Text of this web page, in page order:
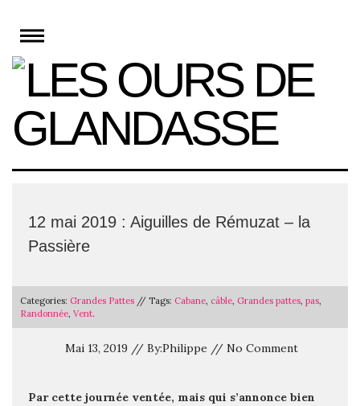
content
12 mai 2019 : Aiguilles de Rémuzat – la
Passière
Categories: Grandes Pattes // Tags: Cabane, câble, Grandes pattes, pas,
Randonnée, Vent.
Mai 13, 2019 // By:Philippe // No Comment
Par cette journée ventée, mais qui s’annonce bien